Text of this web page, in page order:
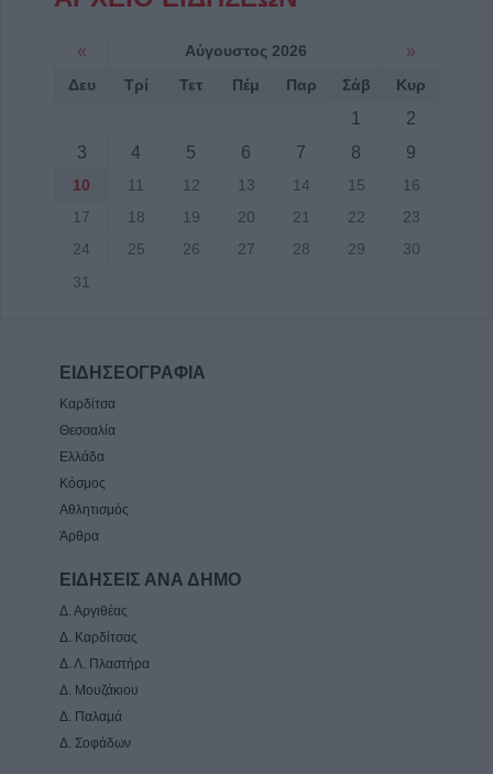
« Αύγουστος 2026 »
Δευ Τρί Τετ Πέμ Παρ Σάβ Κυρ
1
2
3
4 5 6 7 8 9
10 11 12 13 14 15
16
17
18 19 20 21 22
23
24
25 26 27 28 29
30
31
ΕΙΔΗΣΕΟΓΡΑΦΙΑ
Καρδίτσα
Θεσσαλία
Ελλάδα
Κόσμος
Αθλητισμός
Άρθρα
ΕΙΔΗΣΕΙΣ ΑΝΑ ΔΗΜΟ
Δ. Αργιθέας
Δ. Καρδίτσας
Δ. Λ. Πλαστήρα
Δ. Μουζάκιου
Δ. Παλαμά
Δ. Σοφάδων